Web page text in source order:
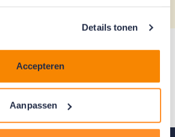
Details tonen
Accepteren
Aanpassen
op
Terug naar